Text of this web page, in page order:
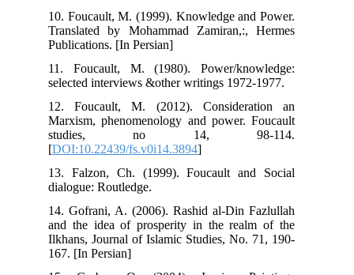
10. Foucault, M. (1999). Knowledge and Power.
Translated by Mohammad Zamiran,:, Hermes
Publications. [In Persian]
11. Foucault, M. (1980). Power/knowledge:
selected interviews &other writings 1972-1977.
12. Foucault, M. (2012). Consideration an
Marxism, phenomenology and power. Foucault
studies, no 14, 98-114.
[DOI:10.22439/fs.v0i14.3894
13. Falzon, Ch. (1999). Foucault and Social
dialogue: Routledge.
14. Gofrani, A. (2006). Rashid al-Din Fazlullah
and the idea of prosperity in the realm of the
Ilkhans, Journal of Islamic Studies, No. 71, 190-
167. [In Persian]